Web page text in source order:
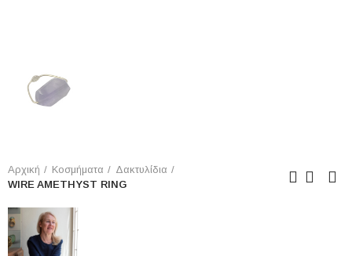
Αρχική Κοσμήματα
Δακτυλίδια
WIRE AMETHΥST RING